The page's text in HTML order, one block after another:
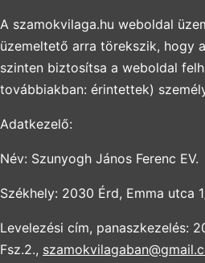
A szamokvilaga.hu weboldal
üzemeltető arra törekszik, hogy
szinten biztosítsa a weboldal
továbbiakban: érintettek)
Adatkezelő:
Név: Szunyogh János Ferenc EV.
Székhely: 2030 Érd, Emma utca
Levelezési cím, panaszkezelés:
Fsz.2.,